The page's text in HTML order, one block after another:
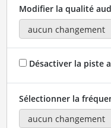
Modifier la qualité
Désactiver la piste
Sélectionner la